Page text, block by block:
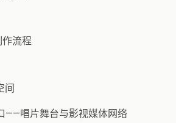
作流程
间
——唱片舞台与影视媒体网络